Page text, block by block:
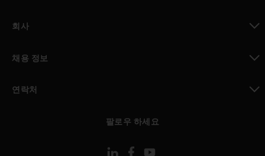
회사
채용 정보
연락처
팔로우 하세요